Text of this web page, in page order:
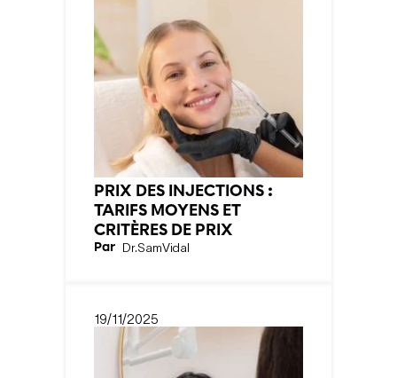
PRIX DES INJECTIONS :
TARIFS MOYENS ET
CRITÈRES DE PRIX
Par Dr.SamVidal
19/11/2025